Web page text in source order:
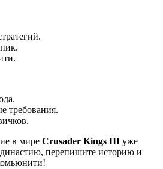
требования.
в мире Crusader Kings III уже
перепишите историю и